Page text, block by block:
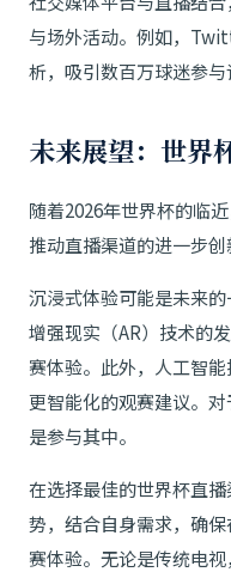
与场外活动。例如，
析，吸引数百万球迷参与
未来展望：世界
随着2026年世界杯的临
推动直播渠道的进一步创
沉浸式体验可能是未来
增强现实（AR）技术的
赛体验。此外，人工智
更智能化的观赛建议。
是参与其中。
在选择最佳的世界杯直
势，结合自身需求，确
赛体验。无论是传统电